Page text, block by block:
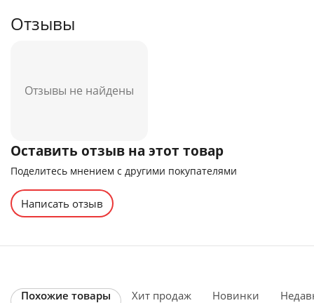
Отзывы
Отзывы не найдены
Оставить отзыв на этот товар
Поделитесь мнением с другими покупателями
Написать отзыв
Похожие товары Хит продаж Новинки